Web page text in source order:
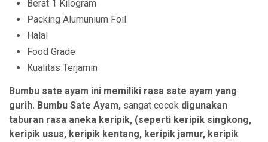
Berat 1 Kilogram
Packing Alumunium Foil
Halal
Food Grade
Kualitas Terjamin
Bumbu sate ayam ini memiliki rasa sate ayam yang
gurih. Bumbu Sate Ayam, sangat cocok digunakan
taburan rasa aneka keripik, (seperti keripik singkong,
keripik usus, keripik kentang, keripik jamur, keripik